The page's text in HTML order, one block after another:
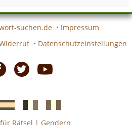
suchen.de • Impressum
• Datenschutzeinstellungen
Rätsel | Gendern